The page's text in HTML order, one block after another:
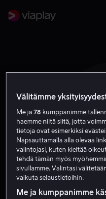
Geoff
Välitämme
Me ja78 kumppanimme
haemme niitä siitä, jotta
tietoja ovat esimerkiksi
Napsauttamalla alla olevaa
valintojasi, kuten kieltää
tehdä tämän myös
sivullamme. Valintasi
vaikuta selaustietoihin.
Me ja kumppanimme